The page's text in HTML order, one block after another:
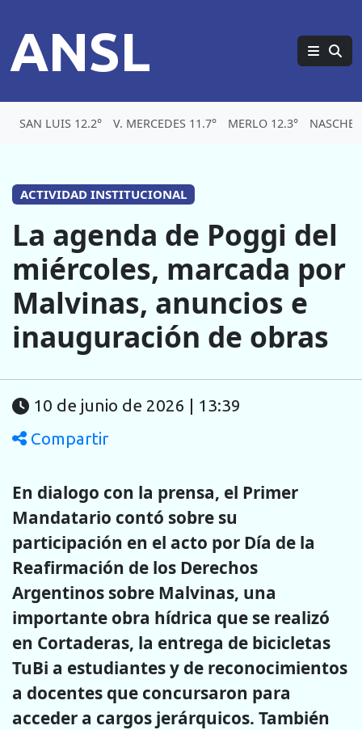
ANSL
SAN LUIS 12.2° V. MERCEDES 11.7° MERLO 12.3°
ACTIVIDAD INSTITUCIONAL
La agenda de Poggi del
miércoles, marcada por
Malvinas, anuncios e
inauguración de obras
10 de junio de 2026 | 13:39
Compartir
En dialogo con la prensa, el Primer
Mandatario contó sobre su
participación en el acto por Día de la
Reafirmación de los Derechos
Argentinos sobre Malvinas, una
importante obra hídrica que se realizó
en Cortaderas, la entrega de bicicletas
TuBi a estudiantes y de reconocimientos
a docentes que concursaron para
acceder a cargos jerárquicos. También